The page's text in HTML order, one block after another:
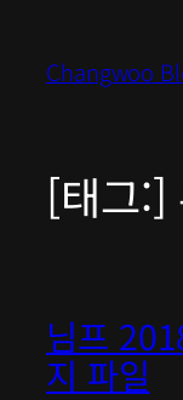
Changwoo
[태그:]
님프
지 파일